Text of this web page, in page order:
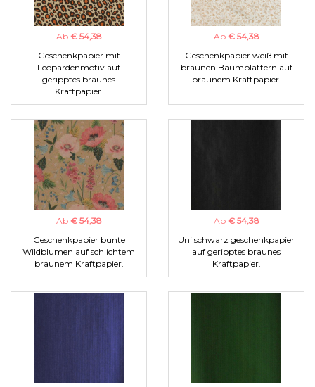
Ab € 54,38
Geschenkpapier mit
Leopardenmotiv auf
geripptes braunes
Kraftpapier.
Ab € 54,38
Geschenkpapier weiß mit
braunen Baumblättern auf
braunem Kraftpapier.
Ab € 54,38
Geschenkpapier bunte
Wildblumen auf schlichtem
braunem Kraftpapier.
Ab € 54,38
Uni schwarz geschenkpapier
auf geripptes braunes
Kraftpapier.